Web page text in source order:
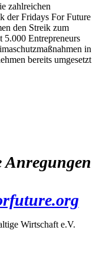
zahlreichen
der Fridays For Future
den Streik zum
5.000 Entrepreneurs
in
bereits umgesetzt
Wirtschaft e.V.